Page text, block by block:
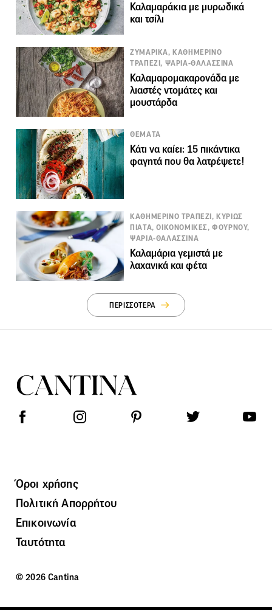
Καλαμαράκια με μυρωδικά
και τσίλι
ΖΥΜΑΡΙΚΑ, ΚΑΘΗΜΕΡΙΝΟ
ΤΡΑΠΕΖΙ, ΨΑΡΙΑ-ΘΑΛΑΣΣΙΝΑ
Καλαμαρομακαρονάδα με
λιαστές ντομάτες και
μουστάρδα
ΘΕΜΑΤΑ
Κάτι να καίει: 15 πικάντικα
φαγητά που θα λατρέψετε!
ΚΑΘΗΜΕΡΙΝΟ ΤΡΑΠΕΖΙ, ΚΥΡΙΩΣ
ΠΙΑΤΑ, ΟΙΚΟΝΟΜΙΚΕΣ, ΦΟΥΡΝΟΥ,
ΨΑΡΙΑ-ΘΑΛΑΣΣΙΝΑ
Καλαμάρια γεμιστά με
λαχανικά και φέτα
ΠΕΡΙΣΣΟΤΕΡΑ
Όροι χρήσης
Πολιτική Απορρήτου
Επικοινωνία
Ταυτότητα
© 2026 Cantina